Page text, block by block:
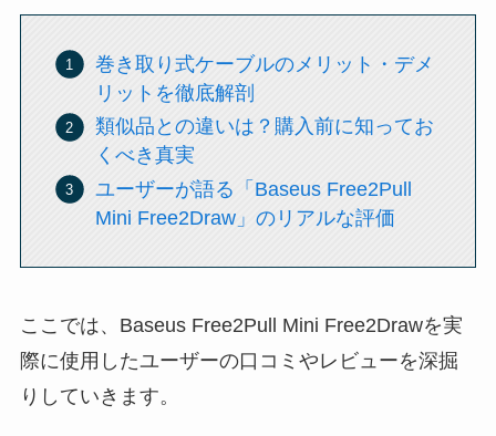
巻き取り式ケーブルのメリット・デメ
リットを徹底解剖
類似品との違いは？購入前に知ってお
くべき真実
ユーザーが語る「Baseus Free2Pull
Mini Free2Draw」のリアルな評価
ここでは、Baseus Free2Pull Mini Free2Drawを実
際に使用したユーザーの口コミやレビューを深掘
りしていきます。